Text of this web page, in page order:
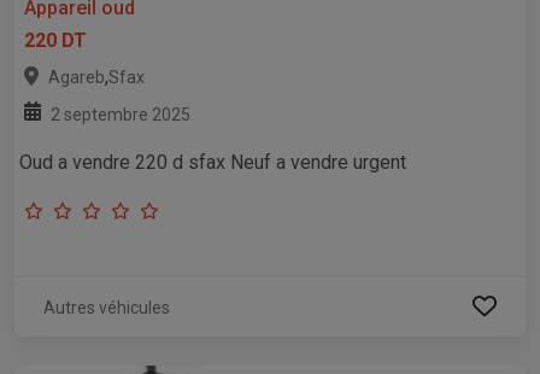
Appareil oud
220 DT
Agareb,Sfax
2 septembre 2025
Oud a vendre 220 d sfax Neuf a vendre urgent
Autres véhicules